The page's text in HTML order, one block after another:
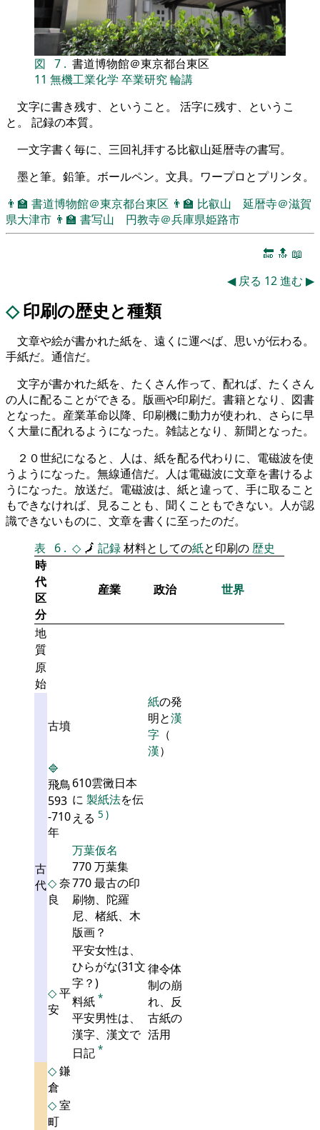
図 7 . 書道博物館＠東京都台東区
11 無機工業化学 卒業研究輪講
文字に書き残す、ということ。 活字に残す、というこ
と。 記録の本質。
一文字書く毎に、三回礼拝する比叡山延暦寺の書写。
墨と筆。鉛筆。ボールペン。文具。ワープロとプリンタ。
👨‍🏫 書道博物館＠東京都台東区 👨‍🏫 比叡山 延暦寺＠滋賀
県大津市 👨‍🏫 書写山 円教寺＠兵庫県姫路市
🔚 🔝 📖
◀ 戻る 12進む ▶
◇印刷の歴史と種類
文章や絵が書かれた紙を、遠くに運べば、思いが伝わる。
手紙だ。通信だ。
文字が書かれた紙を、たくさん作って、配れば、たくさん
の人に配ることができる。版画や印刷だ。書籍となり、図書
となった。産業革命以降、印刷機に動力が使われ、さらに早
く大量に配れるようになった。雑誌となり、新聞となった。
２０世紀になると、人は、紙を配る代わりに、電磁波を使
うようになった。無線通信だ。人は電磁波に文章を書けるよ
うになった。放送だ。電磁波は、紙と違って、手に取ること
もできなければ、見ることも、聞くこともできない。人が認
識できないものに、文章を書くに至ったのだ。
表
6 . ◇ 🗾 記録材料としての紙と印刷の 歴史
時
代
区
分
産業 政治 世界
地
質
原
始
古
代
古墳
紙の発
明と漢
字 （
漢）
🔷
飛鳥
593
-710
年
610雲黴日本
に 製紙法を伝
える 5 )
◇奈
良
万葉仮名
770 万葉集
770 最古の印
刷物、陀羅
尼、楮紙、木
版画？
◇平
安
平安女性は、
ひらがな(31文
字？)
料紙 *
平安男性は、
漢字、漢文で
日記 *
律令体
制の崩
れ、反
古紙の
活用
◇鎌
倉
◇室
町